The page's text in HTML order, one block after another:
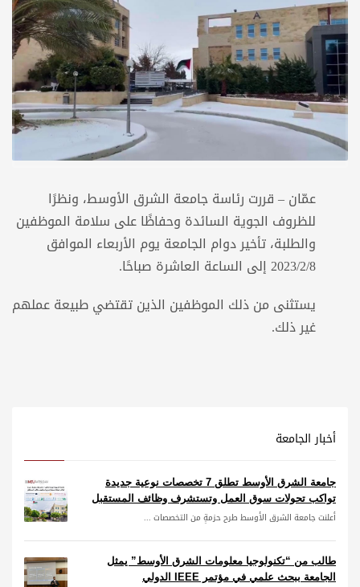
عمّان – قررت رئاسة جامعة الشرق الأوسط، ونظرًا
للظروف الجوية السائدة وحفاظًا على سلامة الموظفين
والطلبة، تأخير دوام الجامعة يوم الأربعاء الموافق
2023/2/8 إلى الساعة العاشرة صباحًا.
يستثنى من ذلك الموظفين الذين تقتضي طبيعة عملهم
غير ذلك.
أخبار الجامعة
جامعة الشرق الأوسط تطلق 7 تخصصات نوعية جديدة
تواكب تحولات سوق العمل وتستشرف وظائف المستقبل
أعلنت جامعة الشرق الأوسط طرح حزمةٍ من التخصصات ...
طالب من “تكنولوجيا معلومات الشرق الأوسط” يمثل
الجامعة ببحث علمي في مؤتمر IEEE الدولي